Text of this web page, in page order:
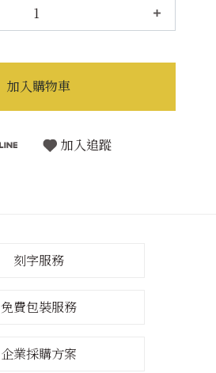
加入購物車
加入追蹤
刻字服務
免費包裝服務
企業採購方案